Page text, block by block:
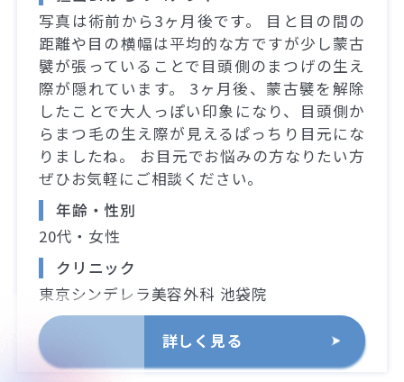
写真は術前から3ヶ月後です。 目と目の間の
距離や目の横幅は平均的な方ですが少し蒙古
襞が張っていることで目頭側のまつげの生え
際が隠れています。 3ヶ月後、蒙古襞を解除
したことで大人っぽい印象になり、目頭側か
らまつ毛の生え際が見えるぱっちり目元にな
りましたね。 お目元でお悩みの方なりたい方
ぜひお気軽にご相談ください。
年齢・性別
20代・女性
クリニック
東京シンデレラ美容外科 池袋院
詳しく見る